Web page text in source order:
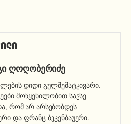
ᲦᲝᲦᲝᲑᲔᲠᲘᲫᲔ
დიდი გულშემატკივარი.
მოწყენილობით სავსე
რომ არ არსებობდეს
და ფრანც ბეკენბაუერი.